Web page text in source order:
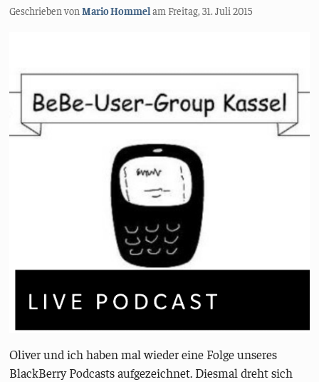
Geschrieben vonMario HommelamFreitag, 31. Juli 2015
Oliver und ich haben mal wieder eine Folge unseres
BlackBerry Podcasts aufgezeichnet. Diesmal dreht sich